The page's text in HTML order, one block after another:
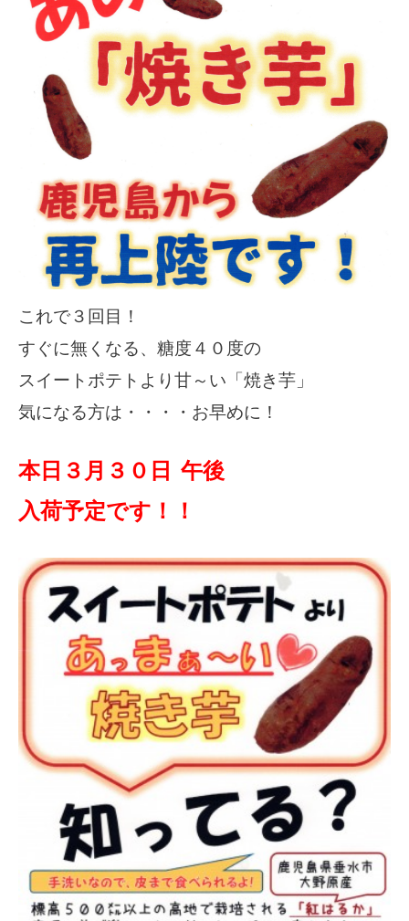
これで３回目！
すぐに無くなる、糖度４０度の
スイートポテトより甘～い「焼き芋」
気になる方は・・・・お早めに！
本日３月３０日 午後
入荷予定です！！